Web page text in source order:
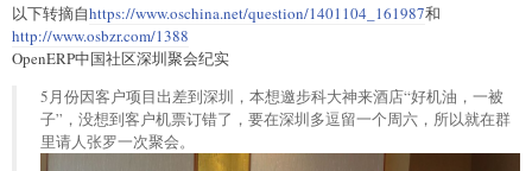
以下转摘自https://www.oschina.net/question/1401104_161987和
http://www.osbzr.com/1388
OpenERP中国社区深圳聚会纪实
5月份因客户项目出差到深圳，本想邀步科大神来酒店“好机油，一被
子”，没想到客户机票订错了，要在深圳多逗留一个周六，所以就在群
里请人张罗一次聚会。